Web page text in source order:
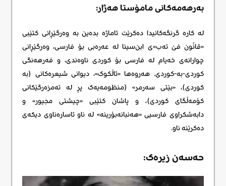
بەرهەمەکانی مامۆستا هەژار:
لە کارە گرنگەکانیدا دەکرێت ئاماژە بدەین بە وەرگێڕانی کتێبی
«قانُون فێ تەب»ی ابن‌سینا لە عەرەبی بۆ فارسی، وەرگێڕانی
چوارانەی خەیام لە فارسی بۆ کوردی ناوەندی، و فەرهەنگی
کوردی-بە-کوردی. هەروەها «ئاڵکوک»، دیوانی شیعرەکانی (بە
کوردی)، «بێتی سەرمر» (منظومەیەک پڕ لە تەمزەرگێکانی
کۆمەڵگای کوردی)، و پاشان کتێبی «چیشتی مجیور» و
دابەشکراوی فارسیی «هەنبانەبۆرینە» لە ناو ئاسارەناوی دیکەی
دەکرێنە ناو.
حەسەن زیرەک: